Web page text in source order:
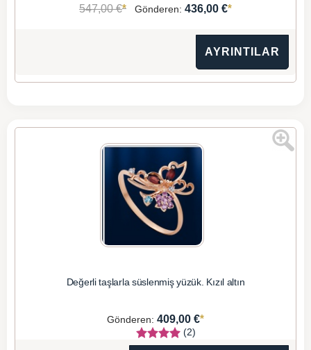
547,00 €* Gönderen: 436,00 €*
AYRINTILAR
Değerli taşlarla süslenmiş yüzük. Kızıl altın
Gönderen: 409,00 €*
(2)